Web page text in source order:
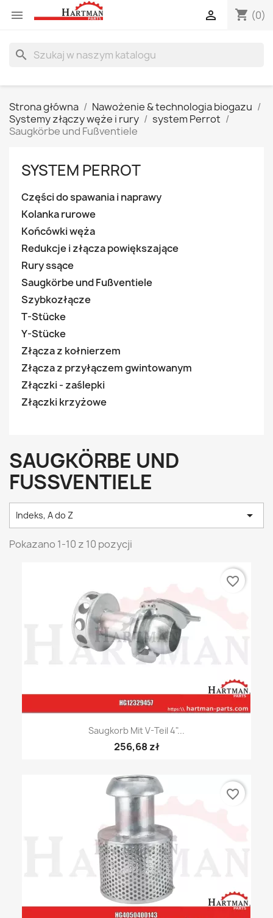
 shopping_cart (0)

search
Strona główna
Nawożenie & technologia biogazu
Systemy złączy węże i rury
system Perrot
Saugkörbe und Fußventiele
SYSTEM PERROT
Części do spawania i naprawy
Kolanka rurowe
Końcówki węża
Redukcje i złącza powiększające
Rury ssące
Saugkörbe und Fußventiele
Szybkozłącze
T-Stücke
Y-Stücke
Złącza z kołnierzem
Złącza z przyłączem gwintowanym
Złączki - zaślepki
Złączki krzyżowe
SAUGKÖRBE UND
FUSSVENTIELE
Indeks, A do Z 
Pokazano 1-10 z 10 pozycji
Saugkorb Mit V-Teil 4"...
256,68 zł
favorite_border
favorite_border